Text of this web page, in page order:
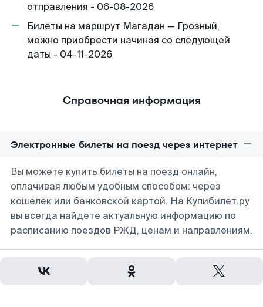
отправления - 06-08-2026
Билеты на маршрут Магадан — Грозный,
можно приобрести начиная со следующей
даты - 04-11-2026
Справочная информация
Электронные билеты на поезд через интернет
Вы можете купить билеты на поезд онлайн,
оплачивая любым удобным способом: через
кошелек или банковской картой. На Купибилет.ру
вы всегда найдете актуальную информацию по
расписанию поездов РЖД, ценам и направлениям.